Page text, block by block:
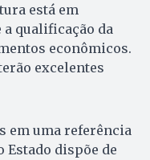
está em
qualificação da
econômicos.
excelentes
em uma referência
Estado dispõe de